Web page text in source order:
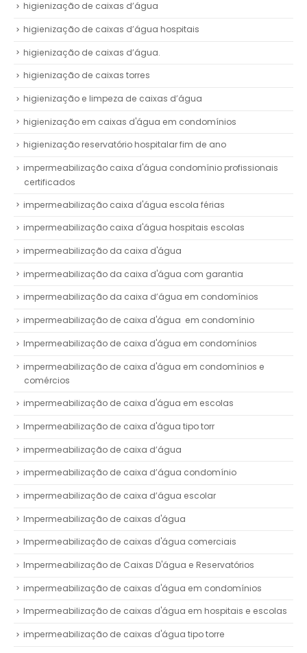
higienização de caixas d’água
higienização de caixas d’água hospitais
higienização de caixas d’água.
higienização de caixas torres
higienização e limpeza de caixas d’água
higienização em caixas d'água em condomínios
higienização reservatório hospitalar fim de ano
impermeabilização caixa d'água condomínio profissionais
certificados
impermeabilização caixa d'água escola férias
impermeabilização caixa d'água hospitais escolas
impermeabilização da caixa d'água
impermeabilização da caixa d'água com garantia
impermeabilização da caixa d’água em condomínios
impermeabilização de caixa d'água em condomínio
Impermeabilização de caixa d'água em condomínios
impermeabilização de caixa d'água em condomínios e
comércios
impermeabilização de caixa d'água em escolas
Impermeabilização de caixa d'água tipo torr
impermeabilização de caixa d’água
impermeabilização de caixa d’água condomínio
impermeabilização de caixa d’água escolar
Impermeabilização de caixas d'água
Impermeabilização de caixas d'água comerciais
Impermeabilização de Caixas D'água e Reservatórios
impermeabilização de caixas d'água em condomínios
Impermeabilização de caixas d'água em hospitais e escolas
impermeabilização de caixas d'água tipo torre